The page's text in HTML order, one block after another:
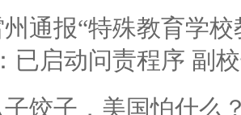
州通报“特殊教育学
已启动问责程序 副
饺子，美国怕什么